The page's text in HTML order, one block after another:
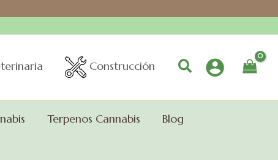
Construcción Buscar
Terpenos Cannabis Blog